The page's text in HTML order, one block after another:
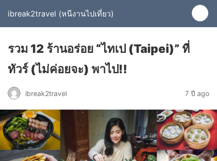
ibreak2travel (หนีงานไปเที่ยว)
รวม 12 ร้านอร่อย “ไทเป (Taipei)” ที่
ทัวร์ (ไม่ค่อยจะ) พาไป!!
ibreak2travel 7 ปี ago